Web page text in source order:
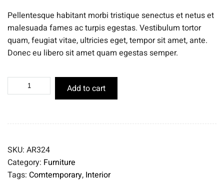
Pellentesque habitant morbi tristique senectus et netus et
malesuada fames ac turpis egestas. Vestibulum tortor
quam, feugiat vitae, ultricies eget, tempor sit amet, ante.
Donec eu libero sit amet quam egestas semper.
Add to cart
SKU: AR324
Category: Furniture
Tags: Comtemporary, Interior